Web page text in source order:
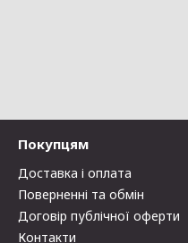
Покупцям
Доставка і оплата
Поверненні та обмін
Договір публічної оферти
Контакти